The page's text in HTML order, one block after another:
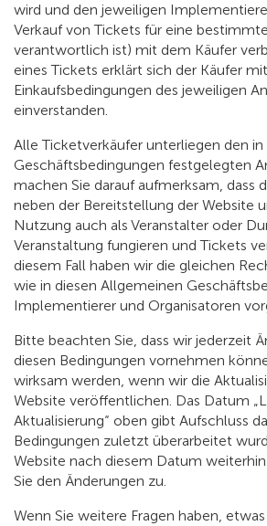
wird und den jeweiligen
Verkauf von Tickets für eine
verantwortlich ist) mit dem Käufer
eines Tickets erklärt sich der Käufer
Einkaufsbedingungen des jeweiligen
einverstanden.
Alle Ticketverkäufer unterliegen den
Geschäftsbedingungen festgelegten
machen Sie darauf aufmerksam, dass
neben der Bereitstellung der Website
Nutzung auch als Veranstalter oder
Veranstaltung fungieren und Tickets
diesem Fall haben wir die gleichen
wie in diesen Allgemeinen
Implementierer und Organisatoren
Bitte beachten Sie, dass wir jederzeit
diesen Bedingungen vornehmen
wirksam werden, wenn wir die
Website veröffentlichen. Das Datum
Aktualisierung“ oben gibt Aufschluss
Bedingungen zuletzt überarbeitet
Website nach diesem Datum
Sie den Änderungen zu.
Wenn Sie weitere Fragen haben,